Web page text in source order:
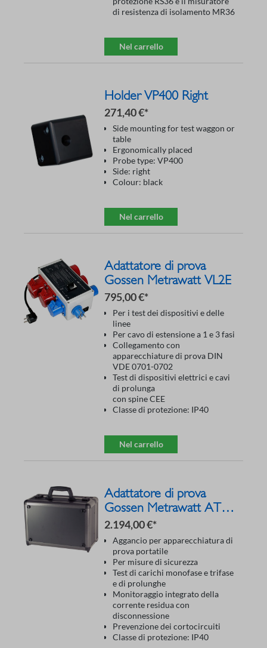
di resistenza di isolamento MR36
Nel carrello
Holder VP400 Right
271,40 €*
Side mounting for test waggon or
table
Ergonomically placed
Probe type: VP400
Side: right
Colour: black
Nel carrello
Adattatore di prova
Gossen Metrawatt VL2E
795,00 €*
Per i test dei dispositivi e delle
linee
Per cavo di estensione a 1 e 3 fasi
Collegamento con
apparecchiature di prova DIN
VDE 0701-0702
Test di dispositivi elettrici e cavi
di prolunga
con spine CEE
Classe di protezione: IP40
Nel carrello
Adattatore di prova
Gossen Metrawatt AT 3-
III-E Z745S
2.194,00 €*
Aggancio per apparecchiatura di
prova portatile
Per misure di sicurezza
Test di carichi monofase e trifase
e di prolunghe
Monitoraggio integrato della
corrente residua con
disconnessione
Prevenzione dei cortocircuiti
Classe di protezione: IP40